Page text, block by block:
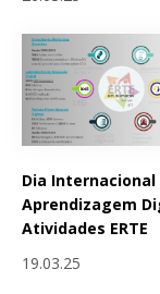
Dia Internacional
Aprendizagem
Atividades ERTE
19.03.25